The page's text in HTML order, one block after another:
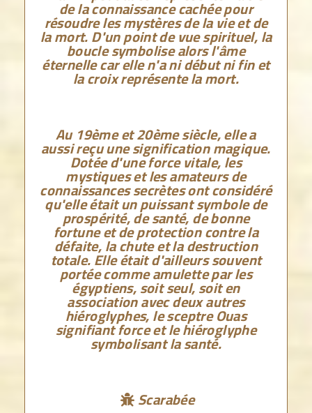
de la connaissance cachée pour
résoudre les mystères de la vie et de
la mort. D'un point de vue spirituel, la
boucle symbolise alors l'âme
éternelle car elle n'a ni début ni fin et
la croix représente la mort.
Au 19ème et 20ème siècle, elle a
aussi reçu une signification magique.
Dotée d'une force vitale, les
mystiques et les amateurs de
connaissances secrètes ont considéré
qu'elle était un puissant symbole de
prospérité, de santé, de bonne
fortune et de protection contre la
défaite, la chute et la destruction
totale. Elle était d'ailleurs souvent
portée comme amulette par les
égyptiens, soit seul, soit en
association avec deux autres
hiéroglyphes, le sceptre Ouas
signifiant force et le hiéroglyphe
symbolisant la santé.
 Scarabée